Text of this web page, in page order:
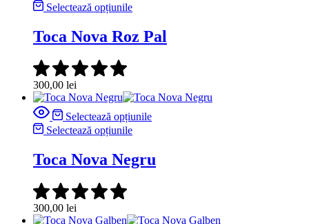
Selectează opțiunile
Toca Nova Roz Pal
300,00 lei
Selectează opțiunile
Selectează opțiunile
Toca Nova Negru
300,00 lei